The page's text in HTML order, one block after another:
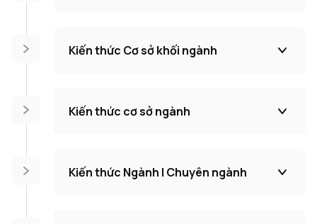
Kiến thức Cơ sở khối ngành
Kiến thức cơ sở ngành
Kiến thức Ngành I Chuyên ngành